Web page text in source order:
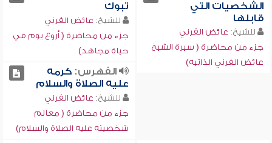
الشخصيات التي
قابلها
للشيخ: عائض القرني
جزء من محاضرة ( سيرة الشيخ
عائض القرني الذاتية)
تبوك
للشيخ: عائض القرني
جزء من محاضرة ( أروع يوم في
حياة مجاهد)
الفهرس:كرمه
عليه الصلاة والسلام
للشيخ: عائض القرني
جزء من محاضرة ( معالم
شخصيته عليه الصلاة والسلام)